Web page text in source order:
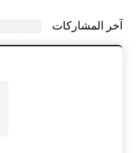
آخر المشاركات